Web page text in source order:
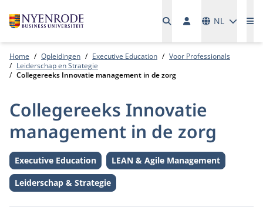
NL
Home Opleidingen Executive Education
Voor Professionals
Leiderschap en Strategie
Collegereeks Innovatie management in de zorg
Collegereeks Innovatie
management in de zorg
Level:
Executive Education Thema:
LEAN & Agile Management
Thema:
Leiderschap & Strategie